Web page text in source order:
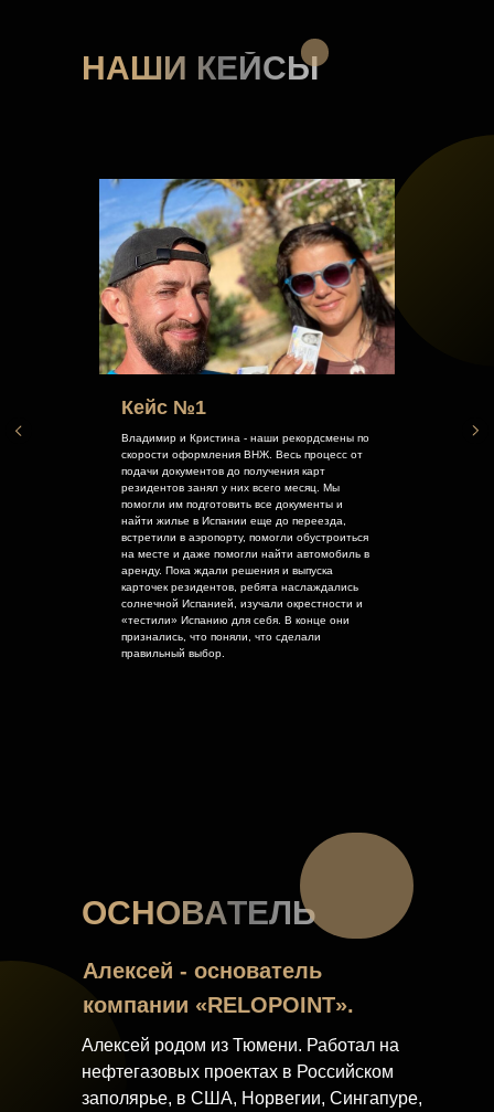
НАШИ КЕЙСЫ
Кейс №1
Владимир и Кристина - наши рекордсмены по
скорости оформления ВНЖ. Весь процесс от
подачи документов до получения карт
резидентов занял у них всего месяц. Мы
помогли им подготовить все документы и
найти жилье в Испании еще до переезда,
встретили в аэропорту, помогли обустроиться
на месте и даже помогли найти автомобиль в
аренду. Пока ждали решения и выпуска
карточек резидентов, ребята наслаждались
солнечной Испанией, изучали окрестности и
«тестили» Испанию для себя. В конце они
признались, что поняли, что сделали
правильный выбор.
ОСНОВАТЕЛЬ
Алексей - основатель
компании «RELOPOINT».
Алексей родом из Тюмени. Работал на
нефтегазовых проектах в Российском
заполярье, в США, Норвегии, Сингапуре,